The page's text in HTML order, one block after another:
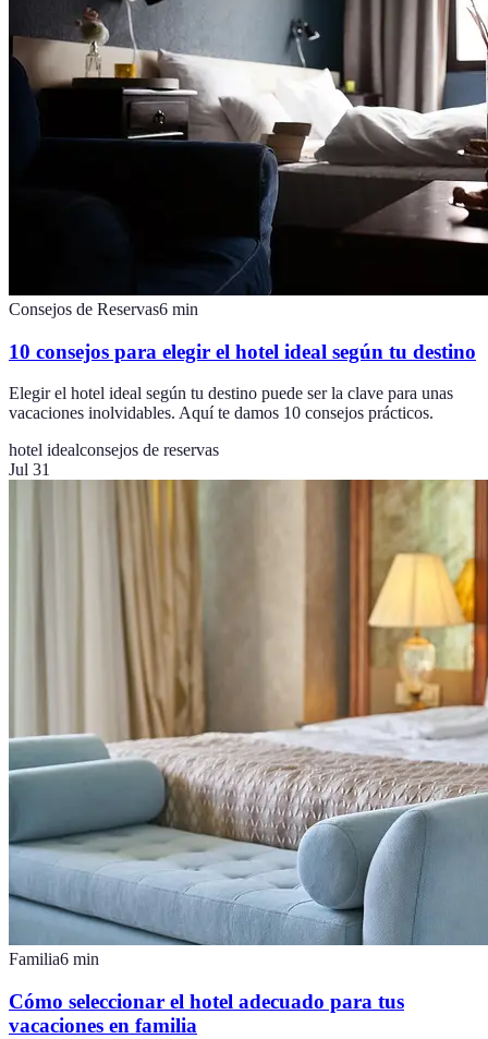
Consejos de Reservas6 min
10 consejos para elegir el hotel ideal según tu destino
Elegir el hotel ideal según tu destino puede ser la clave para unas
vacaciones inolvidables. Aquí te damos 10 consejos prácticos.
hotel idealconsejos de reservas
Jul 31
Familia6 min
Cómo seleccionar el hotel adecuado para tus
vacaciones en familia